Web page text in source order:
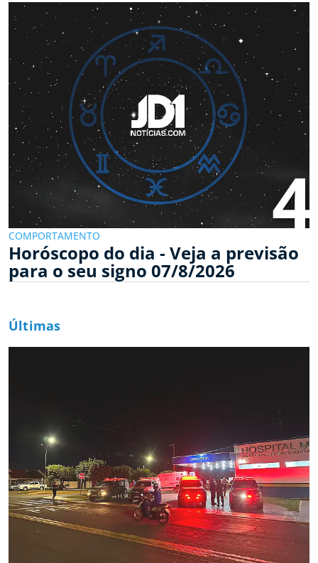
4
COMPORTAMENTO
Horóscopo do dia - Veja a previsão
para o seu signo 07/8/2026
Últimas